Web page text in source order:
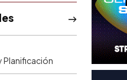
Planificación